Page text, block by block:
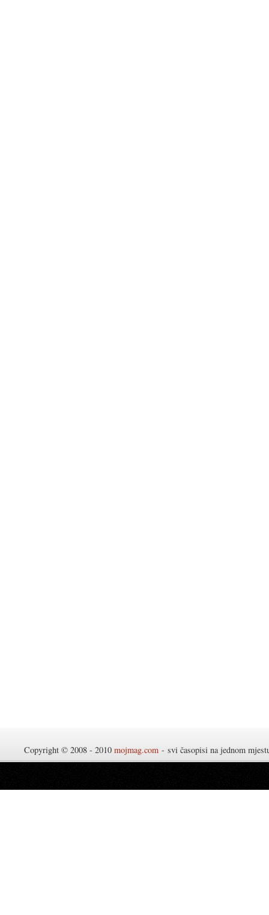
Copyright © 2008 - 2010 mojmag.com - svi časopisi na jednom